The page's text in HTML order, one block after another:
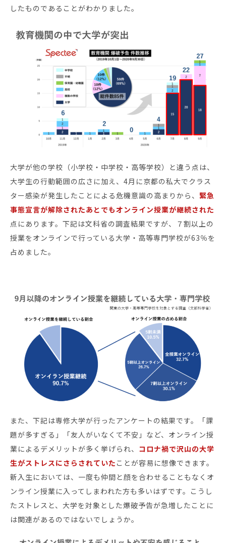
したものであることがわかりました。
大学が他の学校（小学校・中学校・高等学校）と違う点は、
大学生の行動範囲の広さに加え、4月に京都の私大でクラス
ター感染が発生したことによる危機意識の高まりから、 緊急
事態宣言が解除されたあとでもオンライン授業が継続された
点にあります。下記は文科省の調査結果ですが、７割以上の
授業をオンラインで行っている大学・高等専門学校が63％を
占めました。
また、下記は専修大学が行ったアンケートの結果です。「課
題が多すぎる」「友人がいなくて不安」など、オンライン授
業によるデメリットが多く挙げられ、 コロナ禍で沢山の大学
生がストレスにさらされていた ことが容易に想像できます。
新入生においては、一度も仲間と顔を合わせることもなくオ
ンライン授業に入ってしまわれた方も多いはずです。こうし
たストレスと、大学を対象とした爆破予告が急増したことに
は関連があるのではないでしょうか。